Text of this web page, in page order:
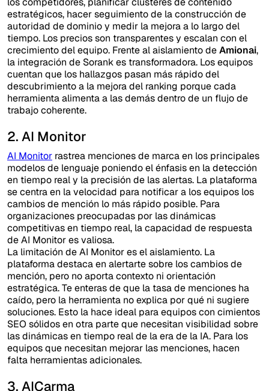
estratégicos, hacer seguimiento de la construcción de
autoridad de dominio y medir la mejora a lo largo del
tiempo. Los precios son transparentes y escalan con el
crecimiento del equipo. Frente al aislamiento deAmionai,
la integración de Sorank es transformadora. Los equipos
cuentan que los hallazgos pasan más rápido del
descubrimiento a la mejora del ranking porque cada
herramienta alimenta a las demás dentro de un flujo de
trabajo coherente.
2. AI Monitor
AI Monitor rastrea menciones de marca en los principales
modelos de lenguaje poniendo el énfasis en la detección
en tiempo real y la precisión de las alertas. La plataforma
se centra en la velocidad para notificar a los equipos los
cambios de mención lo más rápido posible. Para
organizaciones preocupadas por las dinámicas
competitivas en tiempo real, la capacidad de respuesta
de AI Monitor es valiosa.
La limitación de AI Monitor es el aislamiento. La
plataforma destaca en alertarte sobre los cambios de
mención, pero no aporta contexto ni orientación
estratégica. Te enteras de que la tasa de menciones ha
caído, pero la herramienta no explica por qué ni sugiere
soluciones. Esto la hace ideal para equipos con cimientos
SEO sólidos en otra parte que necesitan visibilidad sobre
las dinámicas en tiempo real de la era de la IA. Para los
equipos que necesitan mejorar las menciones, hacen
falta herramientas adicionales.
3. AICarma